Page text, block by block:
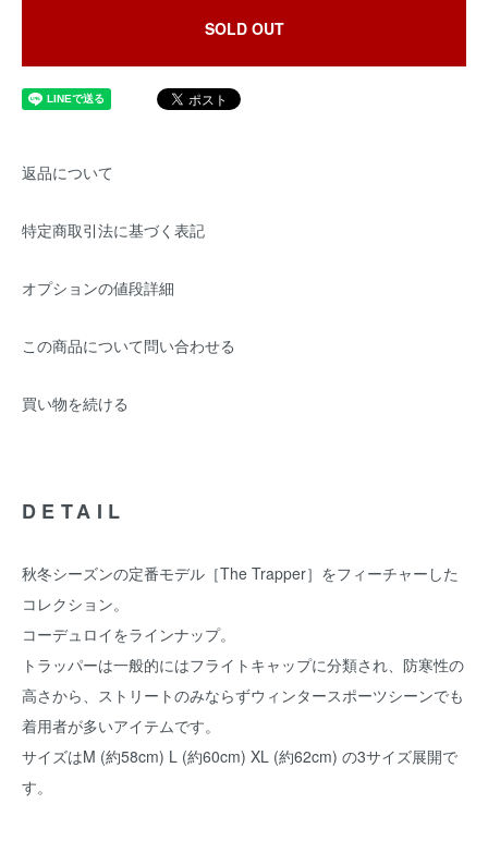
SOLD OUT
返品について
特定商取引法に基づく表記
オプションの値段詳細
この商品について問い合わせる
買い物を続ける
DETAIL
秋冬シーズンの定番モデル［The Trapper］をフィーチャーした
コレクション。
コーデュロイをラインナップ。
トラッパーは一般的にはフライトキャップに分類され、防寒性の
高さから、ストリートのみならずウィンタースポーツシーンでも
着用者が多いアイテムです。
サイズはM (約58cm) L (約60cm) XL (約62cm) の3サイズ展開で
す。